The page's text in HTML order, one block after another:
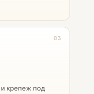
03
крепеж под